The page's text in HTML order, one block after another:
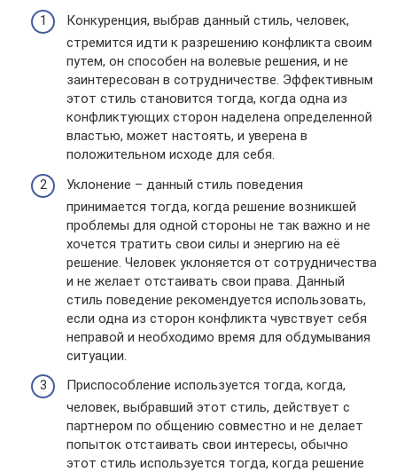
Конкуренция, выбрав данный стиль, человек,
стремится идти к разрешению конфликта своим
путем, он способен на волевые решения, и не
заинтересован в сотрудничестве. Эффективным
этот стиль становится тогда, когда одна из
конфликтующих сторон наделена определенной
властью, может настоять, и уверена в
положительном исходе для себя.
Уклонение – данный стиль поведения
принимается тогда, когда решение возникшей
проблемы для одной стороны не так важно и не
хочется тратить свои силы и энергию на её
решение. Человек уклоняется от сотрудничества
и не желает отстаивать свои права. Данный
стиль поведение рекомендуется использовать,
если одна из сторон конфликта чувствует себя
неправой и необходимо время для обдумывания
ситуации.
Приспособление используется тогда, когда,
человек, выбравший этот стиль, действует с
партнером по общению совместно и не делает
попыток отстаивать свои интересы, обычно
этот стиль используется тогда, когда решение